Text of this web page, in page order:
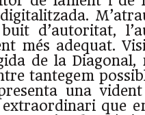
d’autoritat,
més adequat.
de la Diagonal,
tantegem
una
extraordinari que